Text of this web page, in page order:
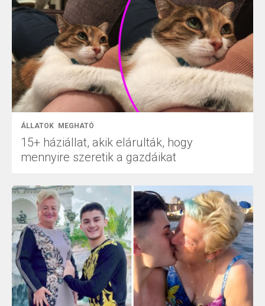
ÁLLATOK MEGHATÓ
15+ háziállat, akik elárulták, hogy
mennyire szeretik a gazdáikat